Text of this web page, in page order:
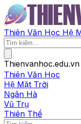
Thiên Văn Học Hệ
Thienvanhoc.edu.vn
Thiên Văn Học
Hệ Mặt Trời
Ngân Hà
Vũ Trụ
Thiên Thể